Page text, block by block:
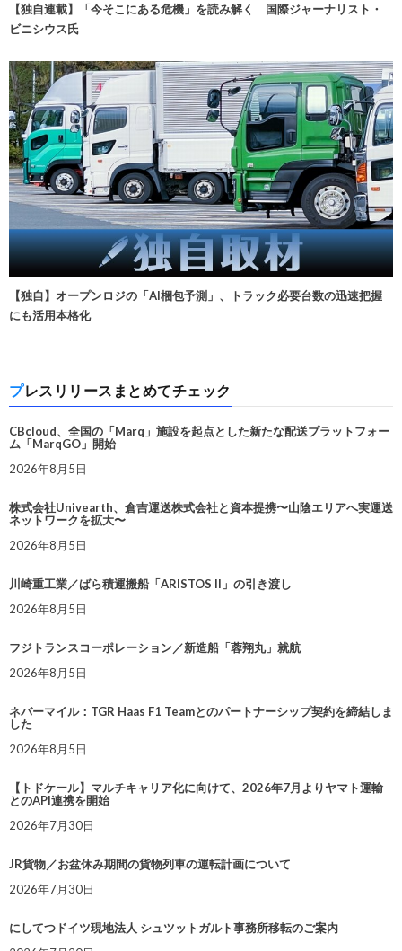
【独自連載】「今そこにある危機」を読み解く 国際ジャーナリスト・
ビニシウス氏
【独自】オープンロジの「AI梱包予測」、トラック必要台数の迅速把握
にも活用本格化
プレスリリースまとめてチェック
CBcloud、全国の「Marq」施設を起点とした新たな配送プラットフォー
ム「MarqGO」開始
2026年8月5日
株式会社Univearth、倉吉運送株式会社と資本提携〜山陰エリアへ実運送
ネットワークを拡大〜
2026年8月5日
川崎重工業／ばら積運搬船「ARISTOS II」の引き渡し
2026年8月5日
フジトランスコーポレーション／新造船「蓉翔丸」就航
2026年8月5日
ネバーマイル：TGR Haas F1 Teamとのパートナーシップ契約を締結しま
した
2026年8月5日
【トドケール】マルチキャリア化に向けて、2026年7月よりヤマト運輸
とのAPI連携を開始
2026年7月30日
JR貨物／お盆休み期間の貨物列車の運転計画について
2026年7月30日
にしてつドイツ現地法人 シュツットガルト事務所移転のご案内